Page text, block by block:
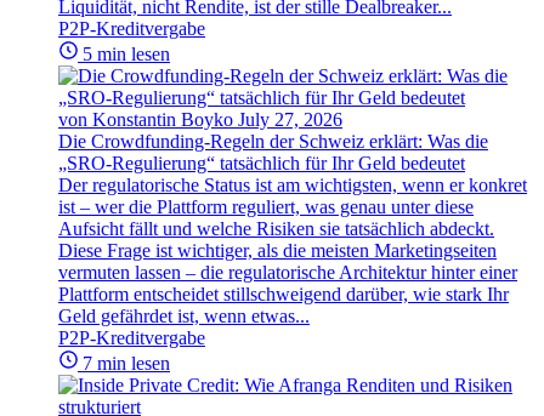
Liquidität, nicht Rendite, ist der stille Dealbreaker...
P2P-Kreditvergabe
5 min lesen
von Konstantin Boyko July 27, 2026
Die Crowdfunding-Regeln der Schweiz erklärt: Was die
„SRO-Regulierung“ tatsächlich für Ihr Geld bedeutet
Der regulatorische Status ist am wichtigsten, wenn er konkret
ist – wer die Plattform reguliert, was genau unter diese
Aufsicht fällt und welche Risiken sie tatsächlich abdeckt.
Diese Frage ist wichtiger, als die meisten Marketingseiten
vermuten lassen – die regulatorische Architektur hinter einer
Plattform entscheidet stillschweigend darüber, wie stark Ihr
Geld gefährdet ist, wenn etwas...
P2P-Kreditvergabe
7 min lesen